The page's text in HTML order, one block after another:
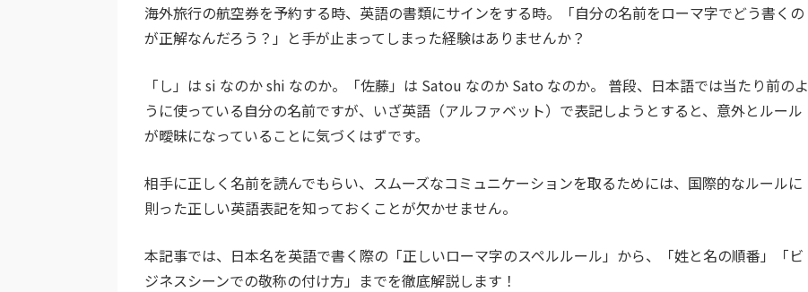
海外旅行の航空券を予約する時、英語の書類にサインをする時。「自分の名前をローマ字でどう書くの
が正解なんだろう？」と手が止まってしまった経験はありませんか？
「し」は si なのかshi なのか。「佐藤」は Satou なのか Sato なのか。 普段、日本語では当たり前のよ
うに使っている自分の名前ですが、いざ英語（アルファベット）で表記しようとすると、意外とルール
が曖昧になっていることに気づくはずです。
相手に正しく名前を読んでもらい、スムーズなコミュニケーションを取るためには、国際的なルールに
則った正しい英語表記を知っておくことが欠かせません。
本記事では、日本名を英語で書く際の「正しいローマ字のスペルルール」から、「姓と名の順番」「ビ
ジネスシーンでの敬称の付け方」までを徹底解説します！